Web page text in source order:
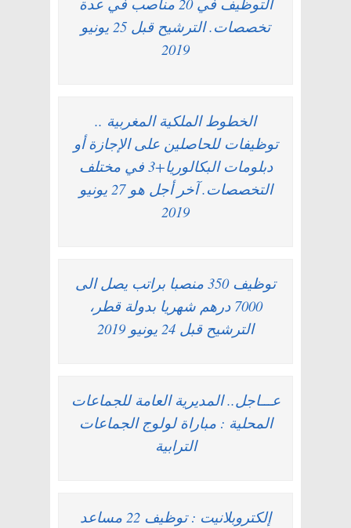
تخصصات. الترشيح قبل 25 يونيو
2019
الخطوط الملكية المغربية ..
توظيفات للحاصلين على الإجازة أو
دبلومات البكالوريا+3 في مختلف
التخصصات. آخر أجل هو 27 يونيو
2019
توظيف 350 منصبا براتب يصل الى
7000 درهم شهريا بدولة قطر،
الترشيح قبل 24 يونيو 2019
عـــاجل.. المديرية العامة للجماعات
المحلية : مباراة لولوج الجماعات
الترابية
إلكتروبلانيت : توظيف 22 مساعد